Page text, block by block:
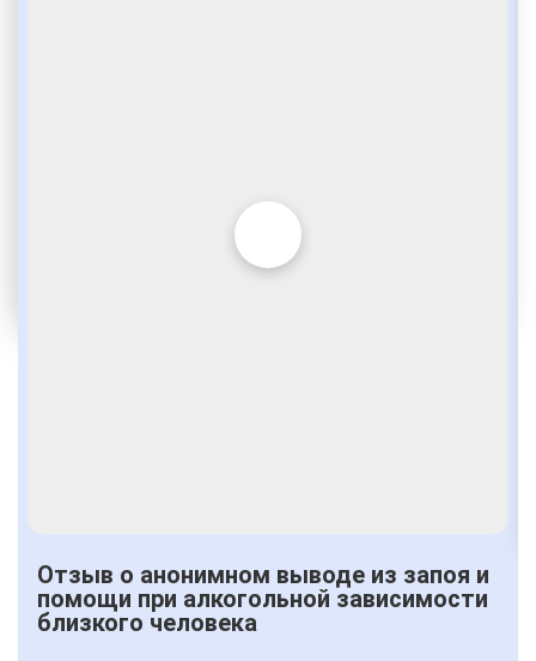
Отзыв о анонимном выводе из запоя и
помощи при алкогольной зависимости
близкого человека